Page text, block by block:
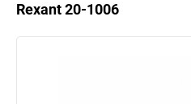
Rexant 20-1006